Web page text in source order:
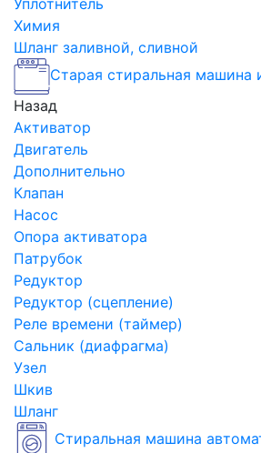
Уплотнитель
Химия
Шланг заливной, сливной
Старая стиральная машина
Назад
Активатор
Двигатель
Дополнительно
Клапан
Насос
Опора активатора
Патрубок
Редуктор
Редуктор (сцепление)
Реле времени (таймер)
Сальник (диафрагма)
Узел
Шкив
Шланг
Стиральная машина